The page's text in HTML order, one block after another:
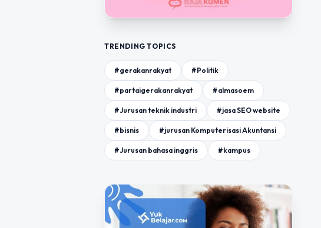
TRENDING TOPICS
#gerakanrakyat #Politik
#partaigerakanrakyat #almasoem
#Jurusan teknik industri #jasa SEO website
#bisnis #jurusan Komputerisasi Akuntansi
#Jurusan bahasa inggris #kampus